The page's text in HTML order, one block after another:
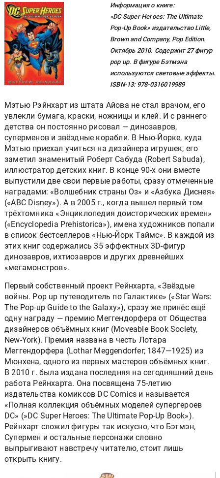
Информация о книге:
«DC Super Heroes: The Ultimate
Pop-Up Book» издательство Little,
Brown and Company, Pop Edition.
Октябрь 2010. Содержит 27 фигур
pop up. В фигуре Бэтмэна
используются световые эффекты.
ISBN-13: 978-0316019989
Мэтью Рэйнхарт из штата Айова не стал врачом, его
увлекли бумага, краски, ножницы и клей. И с раннего
детства он постоянно рисовал — динозавров,
суперменов и звёздные корабли. В Нью-Йорке, куда
Мэтью приехал учиться на дизайнера игрушек, его
заметил знаменитый Роберт Сабуда (Robert Sabuda),
иллюстратор детских книг. В конце 90-х они вместе
выпустили две свои первые работы, сразу отмеченные
наградами: «Волшебник страны Оз» и «Азбука Диснея»
(«ABC Disney»). А в 2005 г., когда вышел первый том
трёхтомника «Энциклопедия доисторических времен»
(«Encyclopedia Prehistorica»), имена художников попали
в список бестселлеров «Нью-Йорк Таймс». В каждой из
этих книг содержались 35 эффектных 3D-фигур
динозавров, ихтиозавров и других древнейших
«мегамонстров».
Первый собственный проект Рейнхарта, «Звёздые
войны. Pop up путеводитель по Галактике» («Star Wars:
The Pop-up Guide to the Galaxy»), сразу же принёс ещё
одну награду — премию Меггендорфера от Общества
дизайнеров объёмных книг (Moveable Book Society,
New-York). Премия названа в честь Лотара
Меггендорфера (Lothar Meggendorfer; 1847—1925) из
Мюнхена, одного из первых мастеров объёмных книг.
В 2010 г. была издана последняя на сегодняшний день
работа Рейнхарта. Она посвящена 75-летию
издательства комиксов DC Comics и называется
«Полная коллекция объёмных моделей супергероев
DC» (»DC Super Heroes: The Ultimate Pop-Up Book»).
Рейнхарт сложил фигуры так искусно, что Бэтмэн,
Супермен и остальные персонажи словно
выпрыгивают навстречу читателю, стоит лишь
открыть книгу.